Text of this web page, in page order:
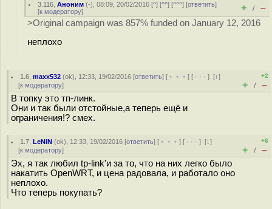
3.116 ,Аноним (-), 08:09, 20/02/2016 [^] [^^] [^^^] [ответить]
[к модератору] + / –
>Original campaign was 857% funded on January 12, 2016
неплохо
1.6 ,maxx532 (ok), 12:33, 19/02/2016 [ответить] [ ﹢﹢﹢] [ · · ·][↑]
[к модератору]
+2
+ / –
В топку это тп-линк.
Они и так были отстойные,а теперь ещё и
ограничения!? смех.
1.7 ,LeNiN (ok), 12:33, 19/02/2016 [ответить] [ ﹢﹢﹢] [ · · ·][↓]
[к модератору]
+6
+ / –
Эх, я так любил tp-link'и за то, что на них легко было
накатить OpenWRT, и цена радовала, и работало оно
неплохо.
Что теперь покупать?